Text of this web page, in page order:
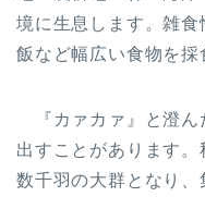
境に生息します。雑
飯など幅広い食物を採
『カァカァ』と澄ん
出すことがあります
数千羽の大群となり、